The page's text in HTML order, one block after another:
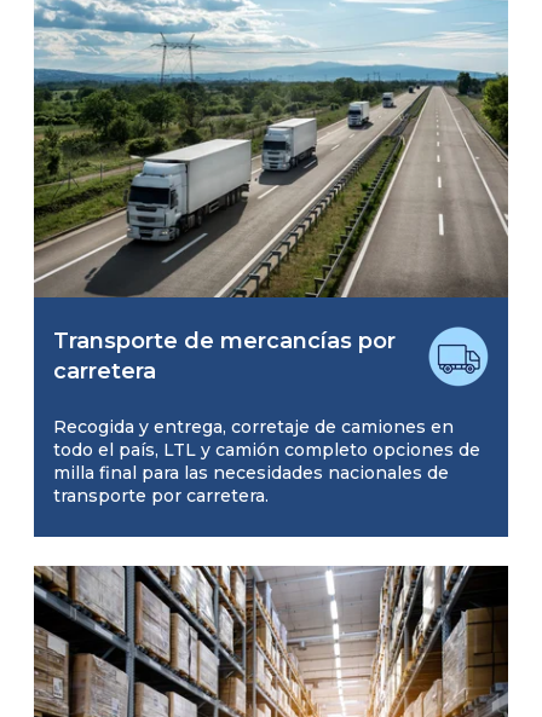
Transporte de mercancías por
carretera
Recogida y entrega, corretaje de camiones en
todo el país, LTL y camión completo opciones de
milla final para las necesidades nacionales de
transporte por carretera.